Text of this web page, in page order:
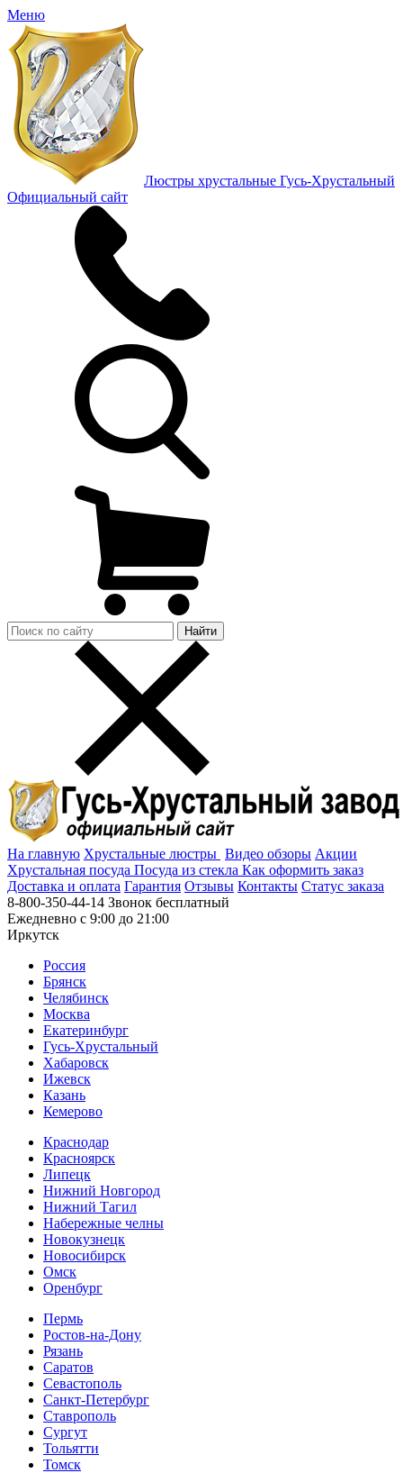
Меню
Люстры хрустальные Гусь-Хрустальный
Официальный сайт
Найти
На главную Хрустальные люстры Видео обзоры Акции
Хрустальная посуда Посуда из стекла Как оформить заказ
Доставка и оплата Гарантия Отзывы Контакты Cтатус заказа
8-800-350-44-14 Звонок бесплатный
Ежедневно с 9:00 до 21:00
Иркутск
Россия
Брянск
Челябинск
Москва
Екатеринбург
Гусь-Хрустальный
Хабаровск
Ижевск
Казань
Кемерово
Краснодар
Красноярск
Липецк
Нижний Новгород
Нижний Тагил
Набережные челны
Новокузнецк
Новосибирск
Омск
Оренбург
Пермь
Ростов-на-Дону
Рязань
Саратов
Севастополь
Санкт-Петербург
Ставрополь
Сургут
Тольятти
Томск